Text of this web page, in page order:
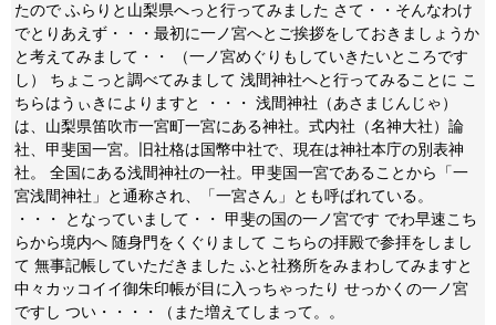
たので ふらりと山梨県へっと行ってみました さて・・そんなわけ
でとりあえず・・・最初に一ノ宮へとご挨拶をしておきましょうか
と考えてみまして・・ （一ノ宮めぐりもしていきたいところです
し） ちょこっと調べてみまして 浅間神社へと行ってみることに こ
ちらはうぃきによりますと ・・・ 浅間神社（あさまじんじゃ）
は、山梨県笛吹市一宮町一宮にある神社。式内社（名神大社）論
社、甲斐国一宮。旧社格は国幣中社で、現在は神社本庁の別表神
社。 全国にある浅間神社の一社。甲斐国一宮であることから「一
宮浅間神社」と通称され、「一宮さん」とも呼ばれている。
・・・ となっていまして・・ 甲斐の国の一ノ宮です でわ早速こち
らから境内へ 随身門をくぐりまして こちらの拝殿で参拝をしまし
て 無事記帳していただきました ふと社務所をみまわしてみますと
中々カッコイイ御朱印帳が目に入っちゃったり せっかくの一ノ宮
ですし つい・・・・（また増えてしまって。。